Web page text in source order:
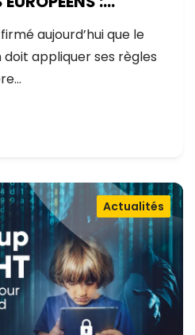
aujourd’hui que le
appliquer ses règles
Actualités